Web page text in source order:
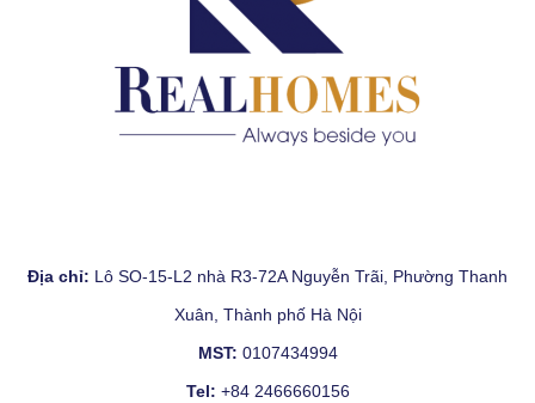
Địa chỉ: Lô SO-15-L2 nhà R3-72A Nguyễn Trãi, Phường Thanh
Xuân, Thành phố Hà Nội
MST: 0107434994
Tel: +84 2466660156